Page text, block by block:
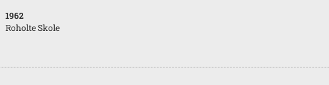
1962
Roholte Skole